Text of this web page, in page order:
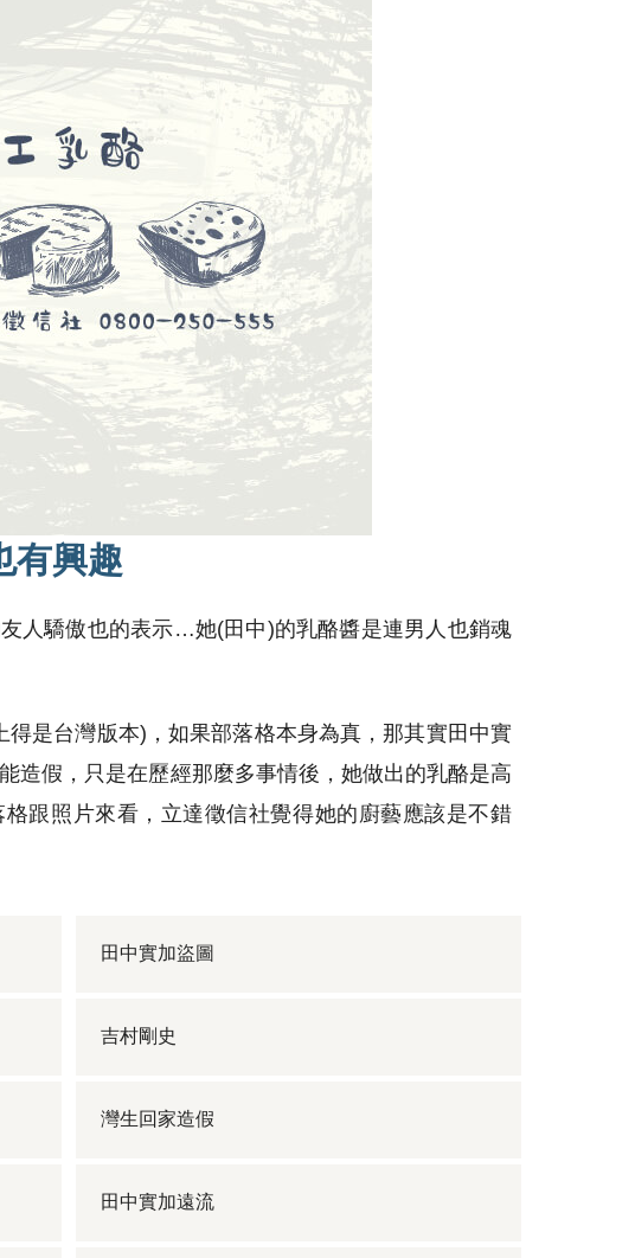
有興趣
人驕傲也的表示…她(田中)的乳酪醬是連男人也銷魂
是台灣版本)，如果部落格本身為真，那其實田中實
造假，只是在歷經那麼多事情後，她做出的乳酪是高
跟照片來看，立達徵信社覺得她的廚藝應該是不錯
田中實加盜圖
吉村剛史
灣生回家造假
田中實加遠流